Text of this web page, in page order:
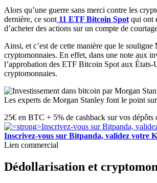
Alors qu’une guerre sans merci contre les
dernière, ce sont 11 ETF Bitcoin Spot qui ont
d’acheter des actions sur un compte de
Ainsi, et c’est de cette manière que le souligne
cryptomonnaies. En effet, dans une note aux
l’approbation des ETF Bitcoin Spot aux États-
cryptomonnaies.
Les experts de Morgan Stanley font le point
25€ en BTC + 5% de cashback sur vos
Inscrivez-vous sur Bitpanda, validez votre
Lien commercial
Dédollarisation et